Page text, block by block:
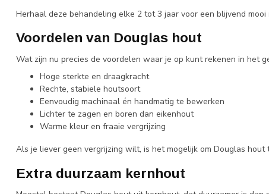
Herhaal deze behandeling elke 2 tot 3 jaar voor een blijvend mooi
Voordelen van Douglas hout
Wat zijn nu precies de voordelen waar je op kunt rekenen in het
Hoge sterkte en draagkracht
Rechte, stabiele houtsoort
Eenvoudig machinaal én handmatig te bewerken
Lichter te zagen en boren dan eikenhout
Warme kleur en fraaie vergrijzing
Als je liever geen vergrijzing wilt, is het mogelijk om Douglas
Extra duurzaam kernhout